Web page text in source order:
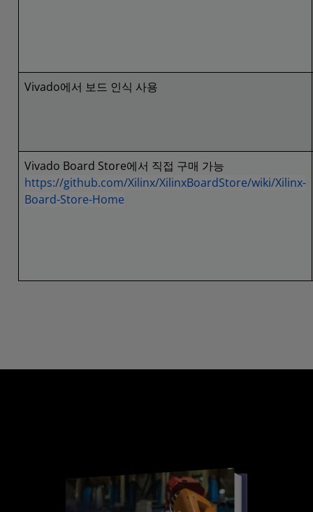
Vivado에서 보드 인식 사용
Vivado Board Store에서 직접 구매 가능
https://github.com/Xilinx/XilinxBoardStore/wiki/Xilinx-
Board-Store-Home